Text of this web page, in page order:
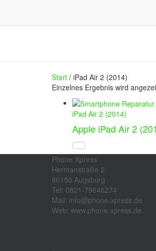
Start / iPad Air 2 (2014)
Einzelnes Ergebnis wird
iPad Air 2 (2014)
Apple iPad Air 2
Phone Xpress
Hermanstraße 2
86150 Augsburg
Tel: 0821-79646274
Mail: info@phone-xpress.de
Web: www.phone-xpress.de